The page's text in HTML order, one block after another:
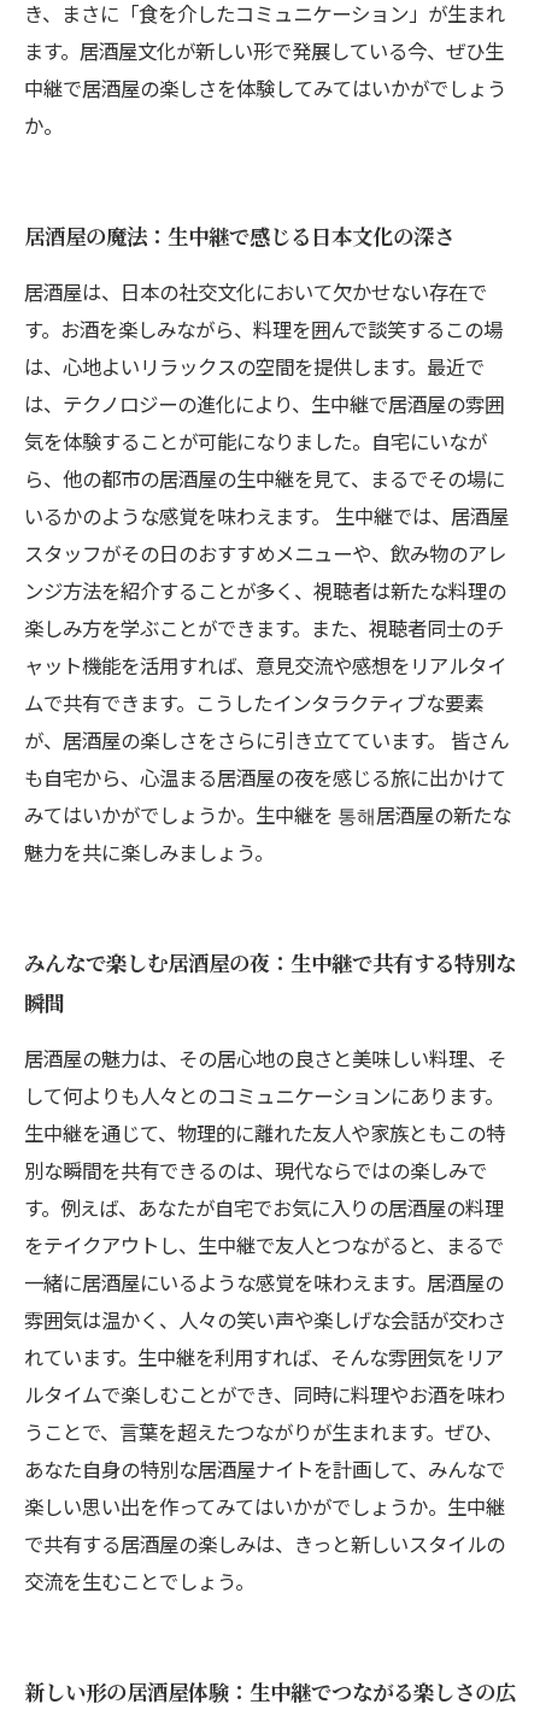
き、まさに「食を介したコミュニケーション」が生まれ
ます。居酒屋文化が新しい形で発展している今、ぜひ生
中継で居酒屋の楽しさを体験してみてはいかがでしょう
か。
居酒屋の魔法：生中継で感じる日本文化の深さ
居酒屋は、日本の社交文化において欠かせない存在で
す。お酒を楽しみながら、料理を囲んで談笑するこの場
は、心地よいリラックスの空間を提供します。最近で
は、テクノロジーの進化により、生中継で居酒屋の雰囲
気を体験することが可能になりました。自宅にいなが
ら、他の都市の居酒屋の生中継を見て、まるでその場に
いるかのような感覚を味わえます。 生中継では、居酒屋
スタッフがその日のおすすめメニューや、飲み物のアレ
ンジ方法を紹介することが多く、視聴者は新たな料理の
楽しみ方を学ぶことができます。また、視聴者同士のチ
ャット機能を活用すれば、意見交流や感想をリアルタイ
ムで共有できます。こうしたインタラクティブな要素
が、居酒屋の楽しさをさらに引き立てています。 皆さん
も自宅から、心温まる居酒屋の夜を感じる旅に出かけて
みてはいかがでしょうか。生中継を 통해居酒屋の新たな
魅力を共に楽しみましょう。
みんなで楽しむ居酒屋の夜：生中継で共有する特別な
瞬間
居酒屋の魅力は、その居心地の良さと美味しい料理、そ
して何よりも人々とのコミュニケーションにあります。
生中継を通じて、物理的に離れた友人や家族ともこの特
別な瞬間を共有できるのは、現代ならではの楽しみで
す。例えば、あなたが自宅でお気に入りの居酒屋の料理
をテイクアウトし、生中継で友人とつながると、まるで
一緒に居酒屋にいるような感覚を味わえます。居酒屋の
雰囲気は温かく、人々の笑い声や楽しげな会話が交わさ
れています。生中継を利用すれば、そんな雰囲気をリア
ルタイムで楽しむことができ、同時に料理やお酒を味わ
うことで、言葉を超えたつながりが生まれます。ぜひ、
あなた自身の特別な居酒屋ナイトを計画して、みんなで
楽しい思い出を作ってみてはいかがでしょうか。生中継
で共有する居酒屋の楽しみは、きっと新しいスタイルの
交流を生むことでしょう。
新しい形の居酒屋体験：生中継でつながる楽しさの広